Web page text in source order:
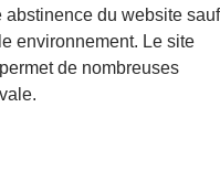
abstinence du website sauf
environnement. Le site
de nombreuses